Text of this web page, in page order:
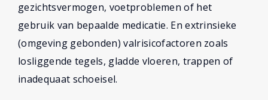
gezichtsvermogen, voetproblemen of het
gebruik van bepaalde medicatie. En extrinsieke
(omgeving gebonden) valrisicofactoren zoals
losliggende tegels, gladde vloeren, trappen of
inadequaat schoeisel.